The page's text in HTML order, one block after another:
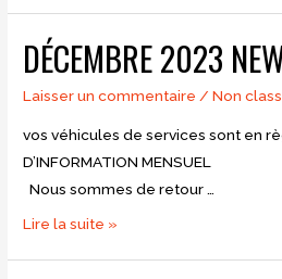
#12
DÉCEMBRE 2023
Laisser un commentaire /Non
vos véhicules de services sont en
Nous sommes de retour …
décembre
Lire la suite »